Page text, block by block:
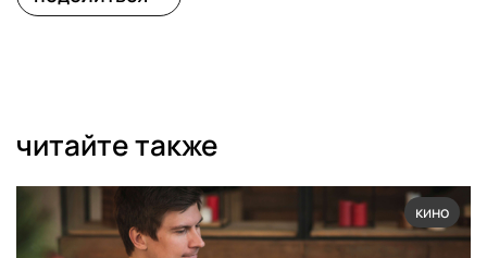
читайте также
кино